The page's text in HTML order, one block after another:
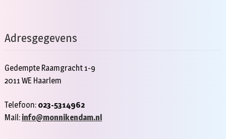
Adresgegevens
Gedempte Raamgracht 1-9
2011 WE Haarlem
Telefoon: 023-5314962
Mail: info@monnikendam.nl